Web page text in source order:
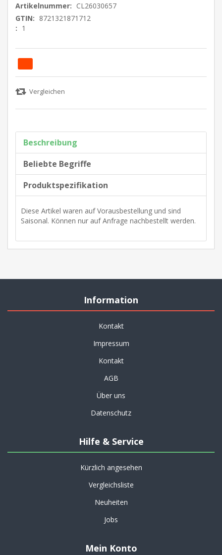
Artikelnummer: CL26030657
GTIN: 8721321871712
: 1
Beschreibung
Beliebte Begriffe
Produktspezifikation
Diese Artikel waren auf Vorausbestellung und sind
Saisonal. Können nur auf Anfrage nachbestellt werden.
Information
Kontakt
Impressum
Kontakt
AGB
Über uns
Datenschutz
Hilfe & Service
Kürzlich angesehen
Vergleichsliste
Neuheiten
Jobs
Mein Konto